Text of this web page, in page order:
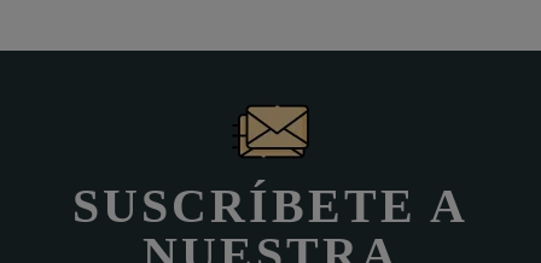
SUSCRÍBETE A